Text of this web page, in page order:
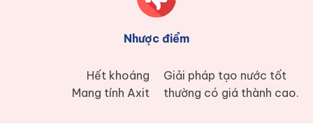
Hết khoáng
Mang tính Axit
Nhược điểm
Giải pháp tạo nước tốt
thường có giá thành cao.